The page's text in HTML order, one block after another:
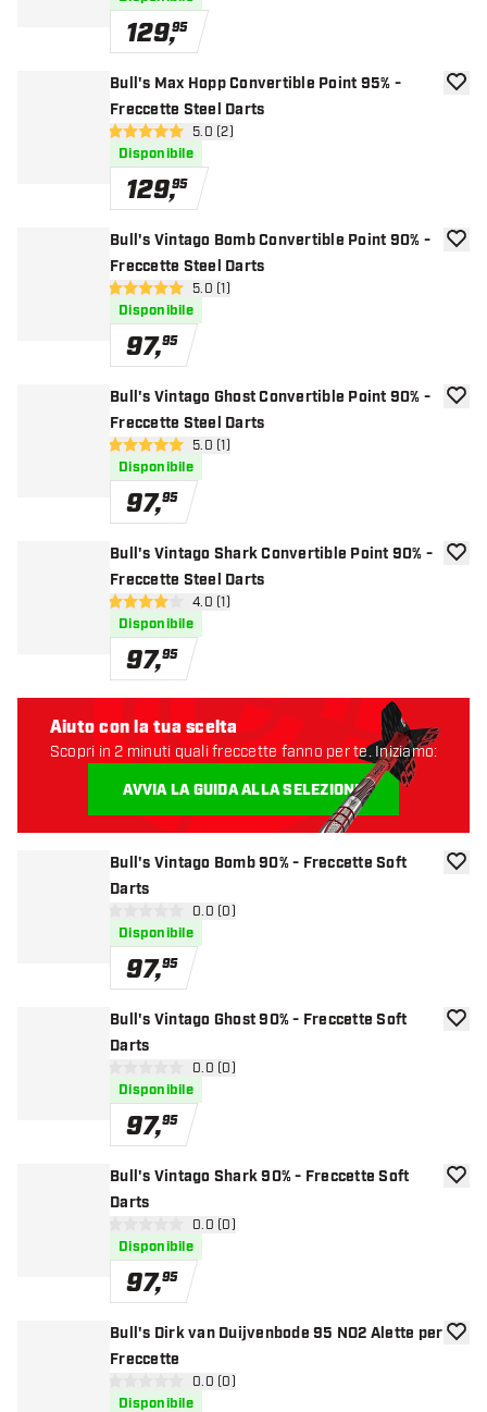
129,95
Bull's Max Hopp Convertible Point 95% -
Freccette Steel Darts
apri pannello recensioni
5 stelle di valutazione
5.0 (2)
Disponibile
129,95
Bull's Vintago Bomb Convertible Point 90% -
Freccette Steel Darts
apri pannello recensioni
5 stelle di valutazione
5.0 (1)
Disponibile
97,95
Bull's Vintago Ghost Convertible Point 90% -
Freccette Steel Darts
apri pannello recensioni
5 stelle di valutazione
5.0 (1)
Disponibile
97,95
Bull's Vintago Shark Convertible Point 90% -
Freccette Steel Darts
apri pannello recensioni
4 stelle di valutazione
4.0 (1)
Disponibile
97,95
Bull's Vintago Bomb 90% - Freccette Soft
Darts
apri pannello recensioni
0 stelle di valutazione
0.0 (0)
Disponibile
97,95
Bull's Vintago Ghost 90% - Freccette Soft
Darts
apri pannello recensioni
0 stelle di valutazione
0.0 (0)
Disponibile
97,95
Bull's Vintago Shark 90% - Freccette Soft
Darts
apri pannello recensioni
0 stelle di valutazione
0.0 (0)
Disponibile
97,95
Bull's Dirk van Duijvenbode 95 NO2 Alette per
Freccette
apri pannello recensioni
0 stelle di valutazione
0.0 (0)
Disponibile
Aiuto con la tua scelta
Scopri in 2 minuti quali freccette fanno per te. Iniziamo:
AVVIA LA GUIDA ALLA SELEZIONE